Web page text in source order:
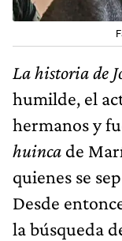
La historia de
humilde, el
hermanos y
huinca de
quienes se
Desde
la búsqueda